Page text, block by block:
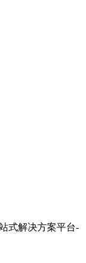
式解决方案平台-